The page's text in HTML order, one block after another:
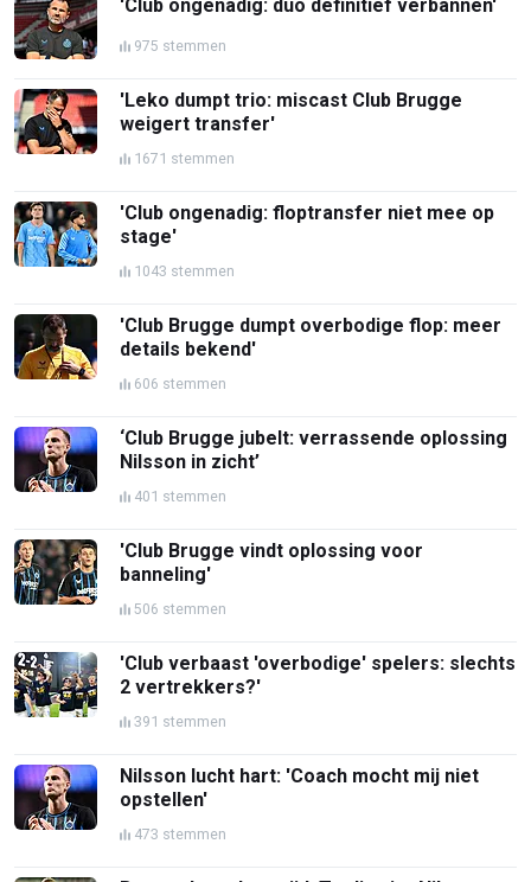
'Club ongenadig: duo definitief verbannen'
975 stemmen
'Leko dumpt trio: miscast Club Brugge
weigert transfer'
1671 stemmen
'Club ongenadig: floptransfer niet mee op
stage'
1043 stemmen
'Club Brugge dumpt overbodige flop: meer
details bekend'
606 stemmen
‘Club Brugge jubelt: verrassende oplossing
Nilsson in zicht’
401 stemmen
'Club Brugge vindt oplossing voor
banneling'
506 stemmen
'Club verbaast 'overbodige' spelers: slechts
2 vertrekkers?'
391 stemmen
Nilsson lucht hart: 'Coach mocht mij niet
opstellen'
473 stemmen